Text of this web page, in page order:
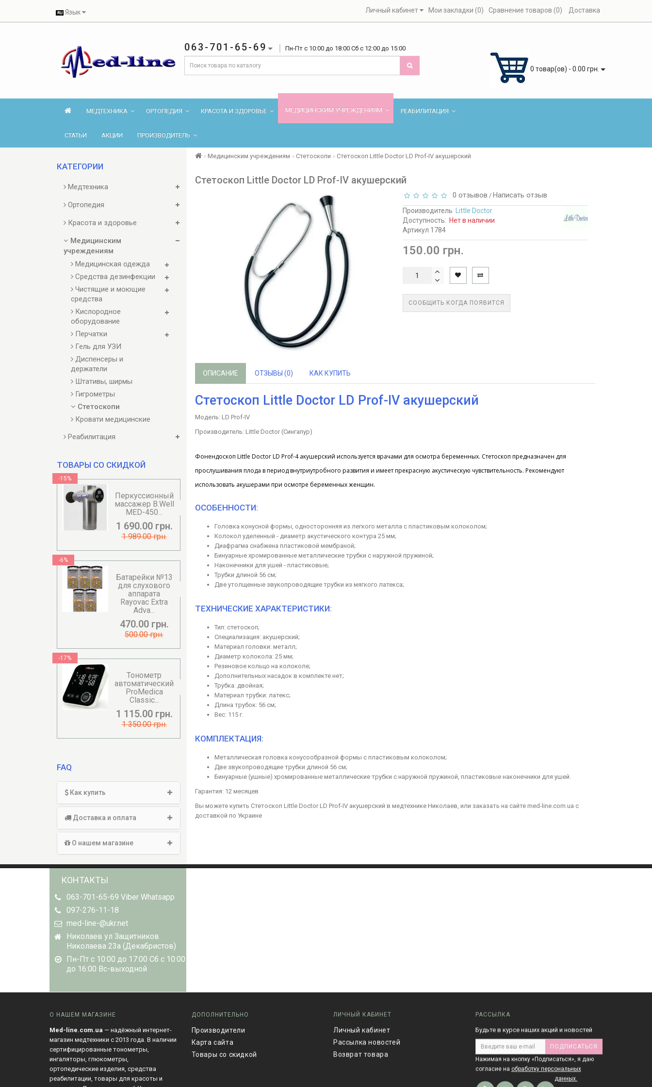
Язык Личный кабинет Мои закладки (0) Сравнение товаров (0) Доставка
063-701-65-69 Пн-Пт с 10:00 до 18:00 Сб с 12:00 до 15:00
0 товар(ов) - 0.00 грн.
МЕДТЕХНИКА ОРТОПЕДИЯ КРАСОТА И ЗДОРОВЬЕ МЕДИЦИНСКИМ УЧРЕЖДЕНИЯМ РЕАБИЛИТАЦИЯ
СТАТЬИ АКЦИИ ПРОИЗВОДИТЕЛЬ
КАТЕГОРИИ
Медтехника
Ортопедия
Красота и здоровье
Медицинским
учреждениям
Медицинская одежда
Средства дезинфекции
Чистящие и моющие
средства
Кислородное
оборудование
Перчатки
Гель для УЗИ
Диспенсеры и
держатели
Штативы, ширмы
Гигрометры
Стетоскопи
Кровати медицинские
Реабилитация
ТОВАРЫ СО СКИДКОЙ
-15%
Перкуссионный
массажер B.Well
MED-450...
1 690.00 грн.
1 989.00 грн.
-6%
Батарейки №13
для слухового
аппарата
Rayovac Extra
Adva...
470.00 грн.
500.00 грн.
-17%
Тонометр
автоматический
ProMedica
Classic...
1 115.00 грн.
1 350.00 грн.
FAQ
Как купить
Доставка и оплата
О нашем магазине
Медицинским учреждениям Стетоскопи Стетоскоп Little Doctor LD Prof-IV акушерский
Стетоскоп Little Doctor LD Prof-IV акушерский
0 отзывов / Написать отзыв
Производитель
Little Doctor
Доступность: Нет в наличии
Артикул 1784
150.00 грн.
СООБЩИТЬ КОГДА ПОЯВИТСЯ
ОПИСАНИЕ ОТЗЫВЫ (0) КАК КУПИТЬ
Стетоскоп Little Doctor LD Prof-IV акушерский
Модель: LD Prof-IV
Производитель: Little Doctor (Сингапур)
Фонендоскоп Little Doctor LD Prof-4 акушерский используется врачами для осмотра беременных. Стетоскоп предназначен для
прослушивания плода в период внутриутробного развития и имеет прекрасную акустическую чувствительность. Рекомендуют
использовать акушерами при осмотре беременных женщин.
ОСОБЕННОСТИ:
Головка конусной формы, односторонняя из легкого металла с пластиковым колоколом;
Колокол уделенный - диаметр акустического контура 25 мм;
Диафрагма снабжена пластиковой мембраной;
Бинуарные хромированные металлические трубки с наружной пружиной;
Наконечники для ушей - пластиковые;
Трубки длиной 56 см;
Две утолщенные звукопроводящие трубки из мягкого латекса;
ТЕХНИЧЕСКИЕ ХАРАКТЕРИСТИКИ:
Тип: стетоскоп;
Специализация: акушерский;
Материал головки: металл;
Диаметр колокола: 25 мм;
Резиновое кольцо на колоколе;
Дополнительных насадок в комплекте нет;
Трубка: двойная;
Материал трубки: латекс;
Длина трубок: 56 см;
Вес: 115 г.
КОМПЛЕКТАЦИЯ:
Металлическая головка конусообразной формы с пластиковым колоколом;
Две звукопроводящие трубки длиной 56 см;
Бинуарные (ушные) хромированные металлические трубки c наружной пружиной, пластиковые наконечники для ушей.
Гарантия: 12 месяцев
Вы можете купить Стетоскоп Little Doctor LD Prof-IV акушерский в медтехнике Николаев, или заказать на сайте med-line.com.ua с
доставкой по Украине
КОНТАКТЫ
063-701-65-69 Viber Whatsapp
097-276-11-18
med-line-@ukr.net
Николаев ул Защитников
Николаева 23а (Декабристов)
Пн-Пт с 10:00 до 17:00 Сб с 10:00
до 16:00 Вс-выходной
О НАШЕМ МАГАЗИНЕ
Med-line.com.ua — надёжный интернет-
магазин медтехники с 2013 года. В наличии
сертифицированные тонометры,
ингаляторы, глюкометры,
ортопедические изделия, средства
реабилитации, товары для красоты и
ДОПОЛНИТЕЛЬНО
Производители
Карта сайта
Товары со скидкой
ЛИЧНЫЙ КАБИНЕТ
Личный кабинет
Рассылка новостей
Возврат товара
РАССЫЛКА
Будьте в курсе наших акций и новостей
ПОДПИСАТЬСЯ
Нажимая на кнопку «Подписаться», я даю
cогласие на обработку персональных
данных.